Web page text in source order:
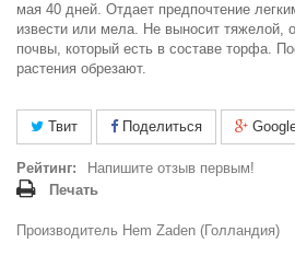
мая 40 дней. Отдает предпочтение
извести или мела. Не выносит тяжелой,
почвы, который есть в составе торфа.
растения обрезают.
Твит Поделиться
Рейтинг:
Напишите отзыв первым!
Печать
Производитель Hem Zaden (Голландия)